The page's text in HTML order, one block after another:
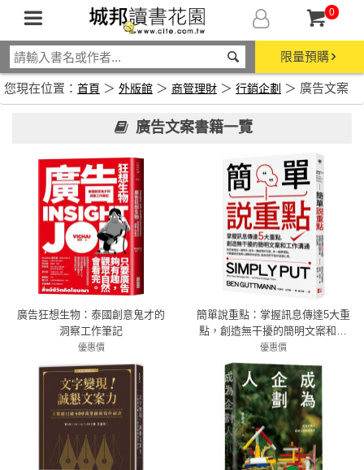
0
限量預購
您現在位置： 首頁 ＞ 外版館 ＞ 商管理財 ＞ 行銷企劃 ＞ 廣告文案
廣告文案書籍一覽
廣告狂想生物：泰國創意鬼才的
洞察工作筆記
優惠價
79折 332元
簡單說重點：掌握訊息傳達5大重
點，創造無干擾的簡明文案和工
作溝通
優惠價
79折 300元